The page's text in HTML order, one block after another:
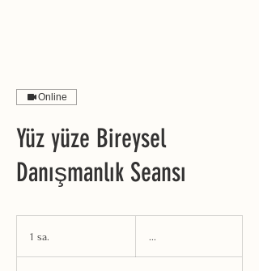
Online
Yüz yüze Bireysel
Danışmanlık Seansı
1 sa. ...